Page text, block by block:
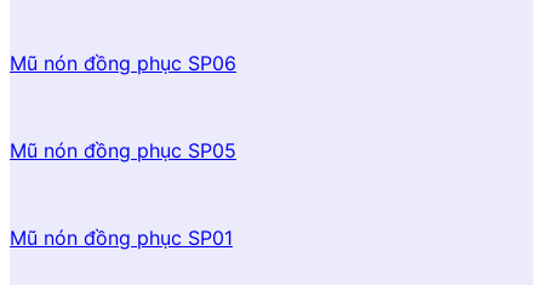
Mũ nón đồng phục SP06
Mũ nón đồng phục SP05
Mũ nón đồng phục SP01